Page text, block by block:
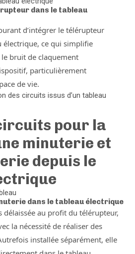
dans le tableau
d’intégrer le télérupteur
électrique, ce qui simplifie
bruit de claquement
particulièrement
de vie.
des circuits issus d’un tableau
pour la
minuterie et
depuis le
dans le tableau électrique
délaissée au profit du télérupteur,
la nécessité de réaliser des
installée séparément, elle